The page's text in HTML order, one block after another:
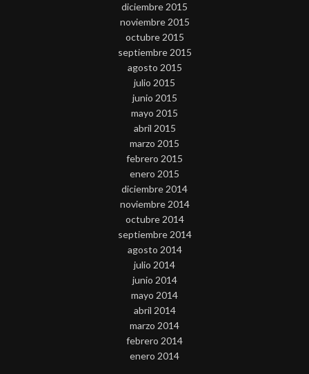
diciembre 2015
noviembre 2015
octubre 2015
septiembre 2015
agosto 2015
julio 2015
junio 2015
mayo 2015
abril 2015
marzo 2015
febrero 2015
enero 2015
diciembre 2014
noviembre 2014
octubre 2014
septiembre 2014
agosto 2014
julio 2014
junio 2014
mayo 2014
abril 2014
marzo 2014
febrero 2014
enero 2014